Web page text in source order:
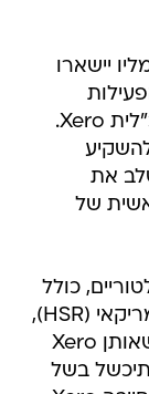
יישארו
המאוחדת בארה"ב וידווח ישירות למנכ"לית Xero.
את
של
כולל
אישור לפי חוק ההגבלים העסקיים האמריקאי (HSR),
וכן להסכמות של בעלי המניות במליו, שאותן Xero
בשל